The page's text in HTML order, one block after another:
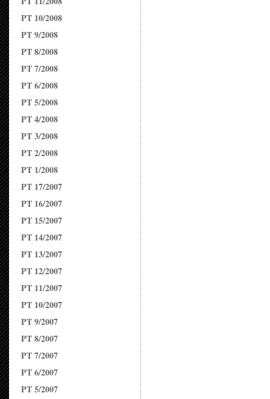
PT 10/2008
PT 9/2008
PT 8/2008
PT 7/2008
PT 6/2008
PT 5/2008
PT 4/2008
PT 3/2008
PT 2/2008
PT 1/2008
PT 17/2007
PT 16/2007
PT 15/2007
PT 14/2007
PT 13/2007
PT 12/2007
PT 11/2007
PT 10/2007
PT 9/2007
PT 8/2007
PT 7/2007
PT 6/2007
PT 5/2007